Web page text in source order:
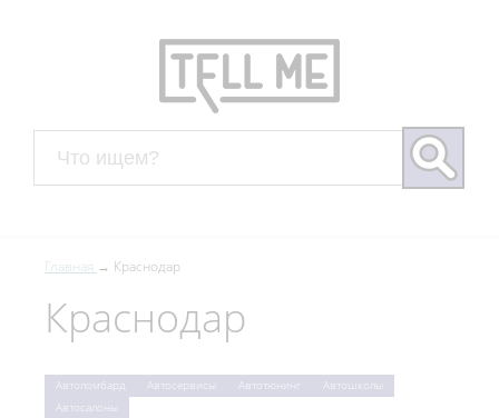
Главная Краснодар
Краснодар
Автоломбард Автосервисы Автотюнинг
Автошколы
Автосалоны